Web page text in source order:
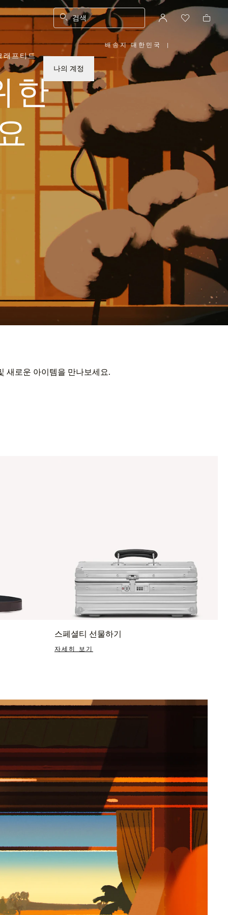
검색
래프티드
나의 계정
배송지 대한민국
,
위
치
를
택
하
|
한
새로운 아이템을 만나보세요.
스페셜티 선물하기
자세히 보기